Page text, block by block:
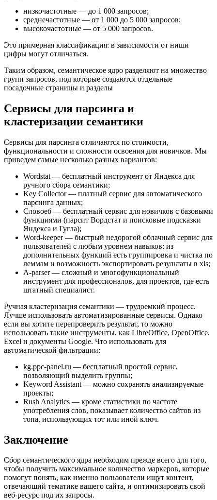
низкочастотные — до 1 000 запросов;
среднечастотные — от 1 000 до 5 000 запросов;
высокочастотные — от 5 000 запросов.
Это примерная классификация: в зависимости от ниши
цифры могут отличаться.
Таким образом, семантическое ядро разделяют на множество
групп запросов, под которые создаются отдельные
посадочные страницы и разделы
Сервисы для парсинга и
кластеризации семантики
Сервисы для парсинга отличаются по стоимости,
функциональности и сложности освоения для новичков. Мы
приведем самые несколько разных вариантов:
Wordstat — бесплатный инструмент от Яндекса для
ручного сбора семантики;
Key Collector — платный сервис для автоматического
парсинга данных;
Словоеб — бесплатный сервис для новичков с базовыми
функциями (парсит Вордстат и поисковые подсказки
Яндекса и Гугла);
Word-keeper — быстрый недорогой облачный сервис для
пользователей с любым уровнем навыков; из
дополнительных функций есть группировка и чистка по
леммам и возможность экспортировать результаты в xls;
A-parser — сложный и многофункциональный
инструмент для профессионалов, для проектов, где есть
штатный специалист.
Ручная кластеризация семантики — трудоемкий процесс.
Лучше использовать автоматизированные сервисы. Однако
если вы хотите перепроверить результат, то можно
использовать такие инструменты, как LibreOffice, OpenOffice,
Excel и документы Google. Что использовать для
автоматической фильтрации:
kg.ppc-panel.ru — бесплатный простой сервис,
позволяющий выделить группы;
Keyword Assistant — можно сохранять анализируемые
проекты;
Rush Analytics — кроме статистики по частоте
употребления слов, показывает количество сайтов из
топа, использующих тот или иной ключ.
Заключение
Сбор семантического ядра необходим прежде всего для того,
чтобы получить максимальное количество маркеров, которые
помогут понять, как именно пользователи ищут контент,
отвечающий тематике вашего сайта, и оптимизировать свой
веб-ресурс под их запросы.